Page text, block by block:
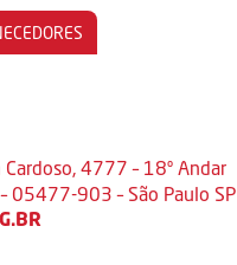
4777 – 18º Andar
05477-903 – São Paulo SP